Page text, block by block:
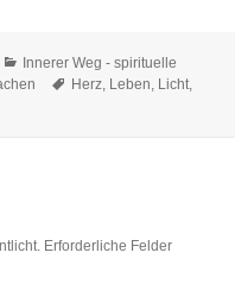
Kategorien
Innerer Weg - spirituelle
Schlagwörter
Herz, Leben, Licht,
Erforderliche Felder